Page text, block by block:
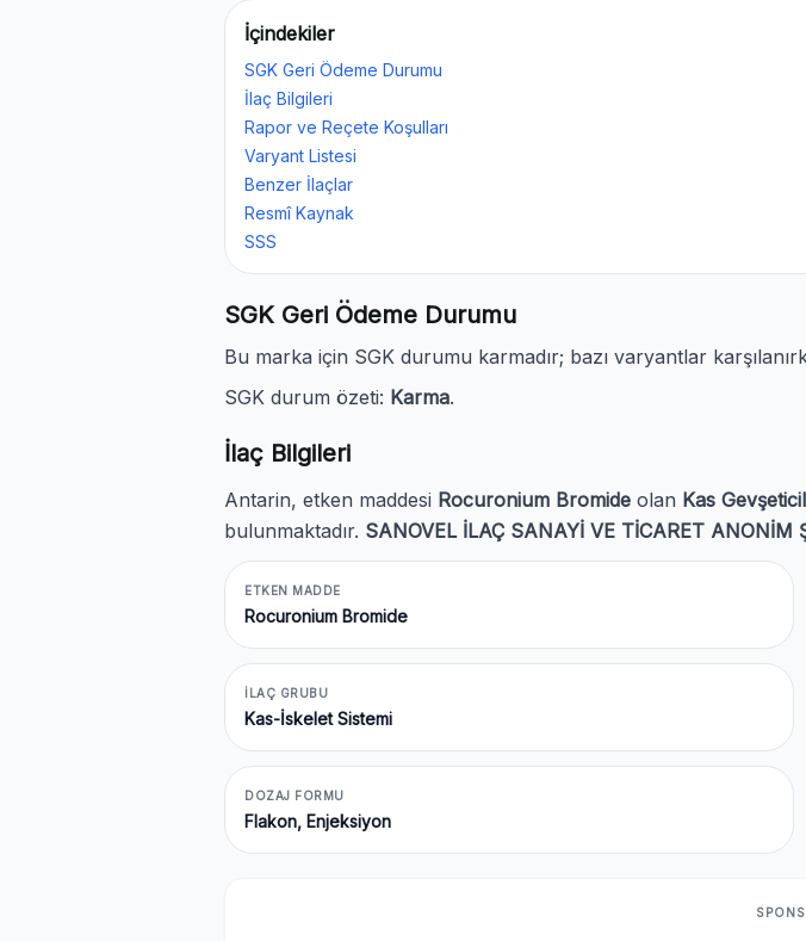
İçindekiler
SGK Geri Ödeme Durumu
İlaç Bilgileri
Rapor ve Reçete Koşulları
Varyant Listesi
Benzer İlaçlar
Resmî Kaynak
SSS
SGK Geri Ödeme Durumu
Bu marka için SGK durumu karmadır; bazı varyantlar
SGK durum özeti: Karma.
İlaç Bilgileri
Antarin, etken maddesi Rocuronium Bromide olan Kas
bulunmaktadır. SANOVEL İLAÇ SANAYİ VE TİCARET ANONİM
ETKEN MADDE
Rocuronium Bromide
İLAÇ GRUBU
Kas-İskelet Sistemi
DOZAJ FORMU
Flakon, Enjeksiyon